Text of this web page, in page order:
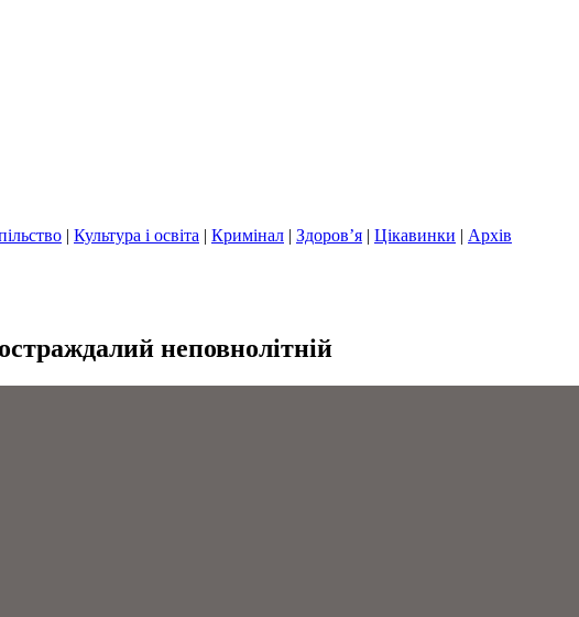
| Культура і освіта | Кримінал | Здоров’я | Цікавинки | Архів
неповнолітній